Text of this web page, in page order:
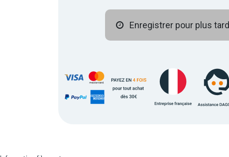
Enregistrer pour plus tard